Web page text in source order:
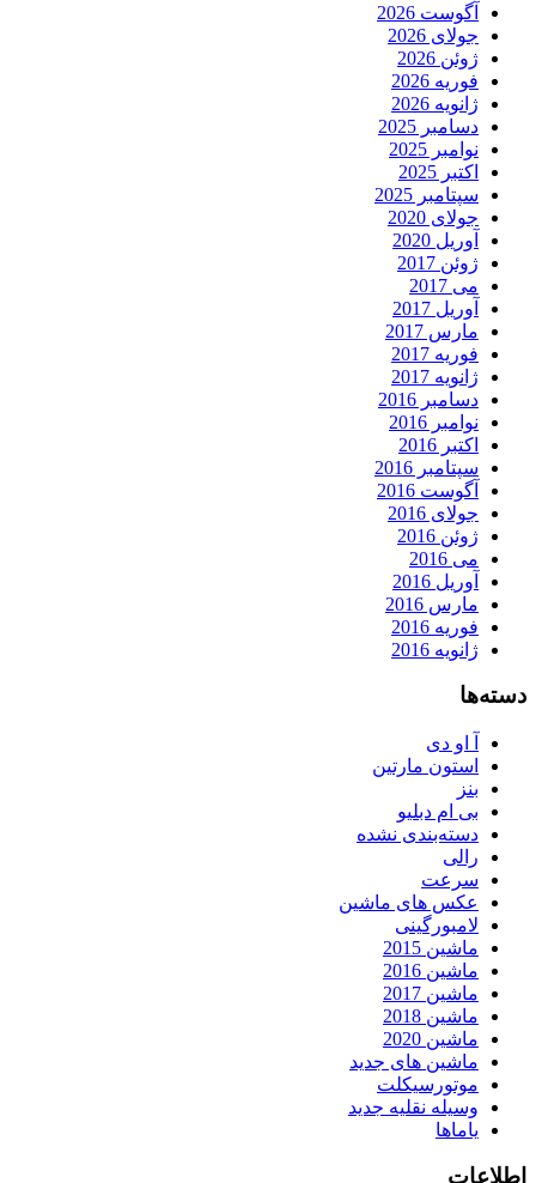
آگوست 2026
جولای 2026
ژوئن 2026
فوریه 2026
ژانویه 2026
دسامبر 2025
نوامبر 2025
اکتبر 2025
سپتامبر 2025
جولای 2020
آوریل 2020
ژوئن 2017
می 2017
آوریل 2017
مارس 2017
فوریه 2017
ژانویه 2017
دسامبر 2016
نوامبر 2016
اکتبر 2016
سپتامبر 2016
آگوست 2016
جولای 2016
ژوئن 2016
می 2016
آوریل 2016
مارس 2016
فوریه 2016
ژانویه 2016
دسته‌ها
آ او دی
استون مارتین
بنز
بی ام دبلیو
دسته‌بندی نشده
رالی
سرعت
عکس های ماشین
لامبورگینی
ماشین 2015
ماشین 2016
ماشین 2017
ماشین 2018
ماشین 2020
ماشین های جدید
موتورسیکلت
وسیله نقلیه جدید
یاماها
اطلاعات